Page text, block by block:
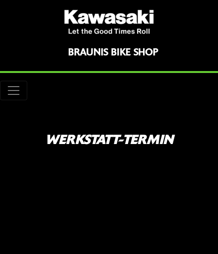
BRAUNIS BIKE SHOP
WERKSTATT-TERMIN